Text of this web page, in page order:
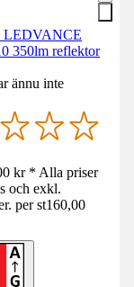
LEDVANCE
350lm reflektor
ännu inte
kr * Alla priser
och exkl.
per st160,00